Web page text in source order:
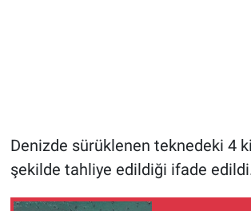
Denizde sürüklenen teknedeki 4
şekilde tahliye edildiği ifade